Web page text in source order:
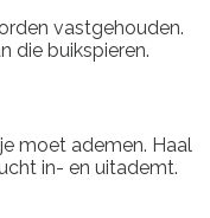
vastgehouden.
die buikspieren.
moet ademen. Haal
in- en uitademt.